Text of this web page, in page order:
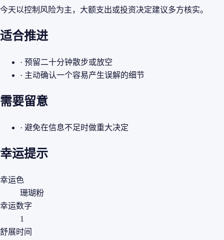
今天以控制风险为主，大额支出或投资决定建议多方核实。
适合推进
· 预留二十分钟散步或放空
· 主动确认一个容易产生误解的细节
需要留意
· 避免在信息不足时做重大决定
幸运提示
幸运色
珊瑚粉
幸运数字
1
舒展时间